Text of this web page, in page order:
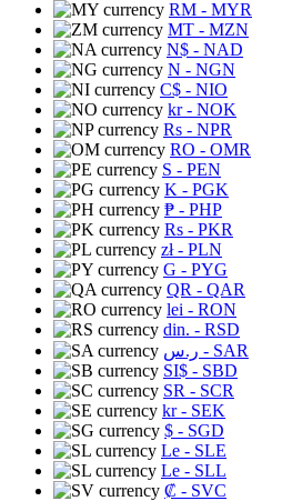
RM - MYR
MT - MZN
N$ - NAD
N - NGN
C$ - NIO
kr- NOK
Rs - NPR
RO - OMR
S - PEN
K - PGK
₱ - PHP
Rs - PKR
zł- PLN
G - PYG
QR - QAR
lei - RON
din. - RSD
ر.س - SAR
SI$ - SBD
SR - SCR
kr- SEK
$ - SGD
Le - SLE
Le - SLL
₡ - SVC